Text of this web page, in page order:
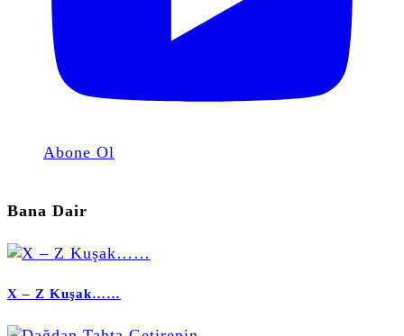
Abone Ol
Bana Dair
X – Z Kuşak……